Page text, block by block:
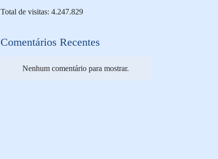
Total de visitas: 4.247.829
Comentários Recentes
Nenhum comentário para mostrar.